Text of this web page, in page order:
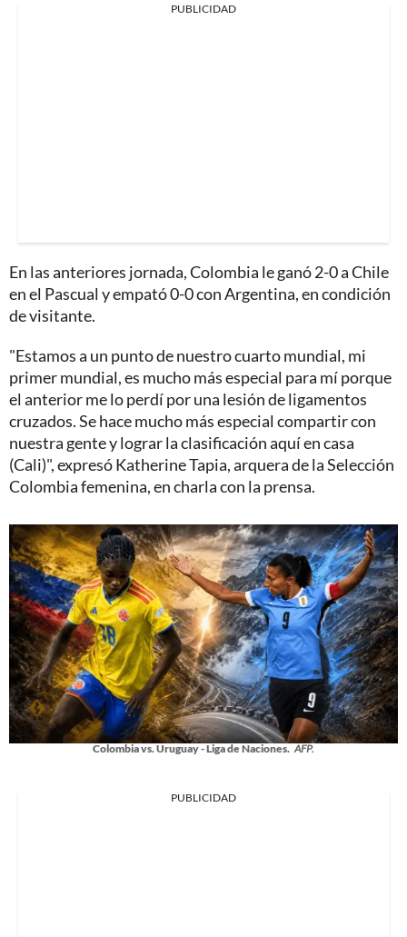
PUBLICIDAD
En las anteriores jornada, Colombia le ganó 2-0 a Chile
en el Pascual y empató 0-0 con Argentina, en condición
de visitante.
"Estamos a un punto de nuestro cuarto mundial, mi
primer mundial, es mucho más especial para mí porque
el anterior me lo perdí por una lesión de ligamentos
cruzados. Se hace mucho más especial compartir con
nuestra gente y lograr la clasificación aquí en casa
(Cali)", expresó Katherine Tapia, arquera de la Selección
Colombia femenina, en charla con la prensa.
Colombia vs. Uruguay - Liga de Naciones. AFP.
PUBLICIDAD